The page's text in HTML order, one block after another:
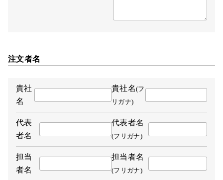
注文者名
貴社
名
貴社名(フ
リガナ)
代表
者名
代表者名
(フリガナ)
担当
者名
担当者名
(フリガナ)